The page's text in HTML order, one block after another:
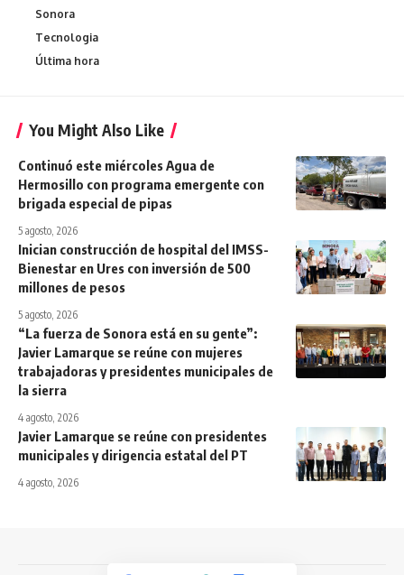
Sonora
Tecnologia
Última hora
You Might Also Like
Continuó este miércoles Agua de
Hermosillo con programa emergente con
brigada especial de pipas
5 agosto, 2026
Inician construcción de hospital del IMSS-
Bienestar en Ures con inversión de 500
millones de pesos
5 agosto, 2026
“La fuerza de Sonora está en su gente”:
Javier Lamarque se reúne con mujeres
trabajadoras y presidentes municipales de
la sierra
4 agosto, 2026
Javier Lamarque se reúne con presidentes
municipales y dirigencia estatal del PT
4 agosto, 2026